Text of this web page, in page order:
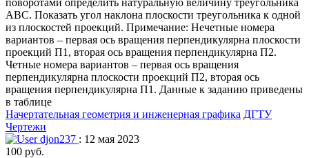
АВС. Показать угол наклона плоскости треугольника к одной
из плоскостей проекций. Примечание: Нечетные номера
вариантов – первая ось вращения перпендикулярна плоскости
проекций П1, вторая ось вращения перпендикулярна П2.
Четные номера вариантов – первая ось вращения
перпендикулярна плоскости проекций П2, вторая ось
вращения перпендикулярна П1. Данные к заданию приведены
в таблице
Начертательная геометрия и инженерная графика ДГТУ
Чертежи
djon237 : 12 мая 2023
100 руб.